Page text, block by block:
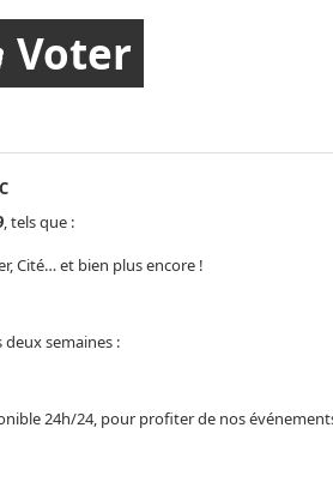
Voter
, tels que :
Cité… et bien plus encore !
deux semaines :
24h/24, pour profiter de nos